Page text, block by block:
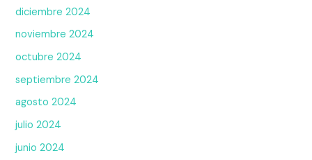
diciembre 2024
noviembre 2024
octubre 2024
septiembre 2024
agosto 2024
julio 2024
junio 2024